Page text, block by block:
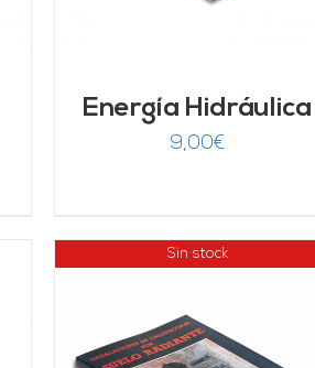
Energía Hidráulica
9,00€
Sin stock